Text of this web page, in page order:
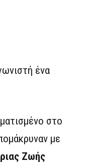
ένα
στο
με
Ζωής